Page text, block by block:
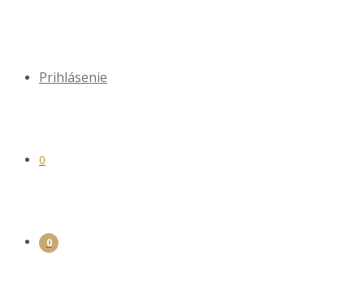
Prihlásenie
0
0